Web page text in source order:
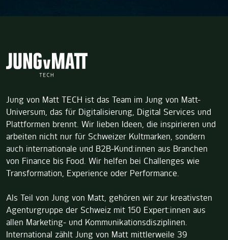
Jung von Matt TECH ist das Team im Jung von Matt-
Universum, das für Digitalisierung, Digital Services und
Plattformen brennt. Wir lieben Ideen, die inspirieren und
arbeiten nicht nur für Schweizer Kultmarken, sondern
auch internationale und B2B-Kund:innen aus Branchen
von Finance bis Food. Wir helfen bei Challenges wie
Transformation, Experience oder Performance.
Als Teil von Jung von Matt, gehören wir zur kreativsten
Agenturgruppe der Schweiz mit 150 Expert:innen aus
allen Marketing- und Kommunikationsdisziplinen.
International zählt Jung von Matt mittlerweile 39